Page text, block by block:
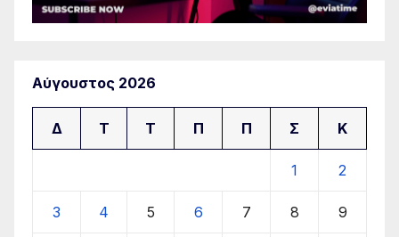
Αύγουστος 2026
Δ Τ Τ Π Π Σ Κ
1 2
3 4 5 6 7 8 9